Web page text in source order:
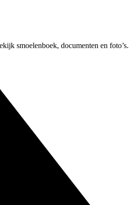
smoelenboek, documenten en foto’s.